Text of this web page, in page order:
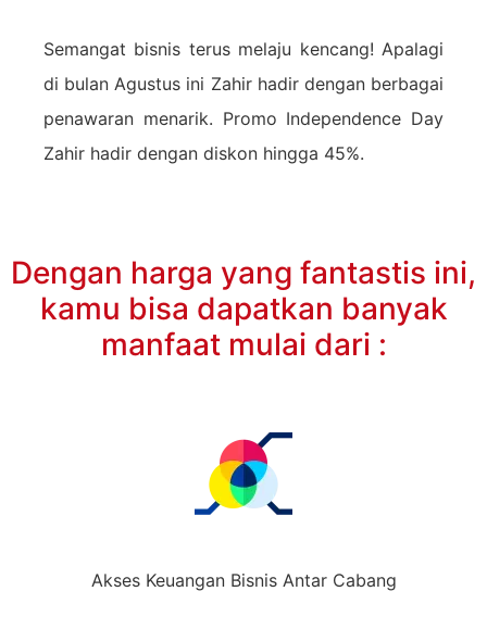
Semangat bisnis terus melaju kencang! Apalagi
di bulan Agustus ini Zahir hadir dengan berbagai
penawaran menarik. Promo Independence Day
Zahir hadir dengan diskon hingga 45%.
Dengan harga yang fantastis ini,
kamu bisa dapatkan banyak
manfaat mulai dari :
Akses Keuangan Bisnis Antar Cabang